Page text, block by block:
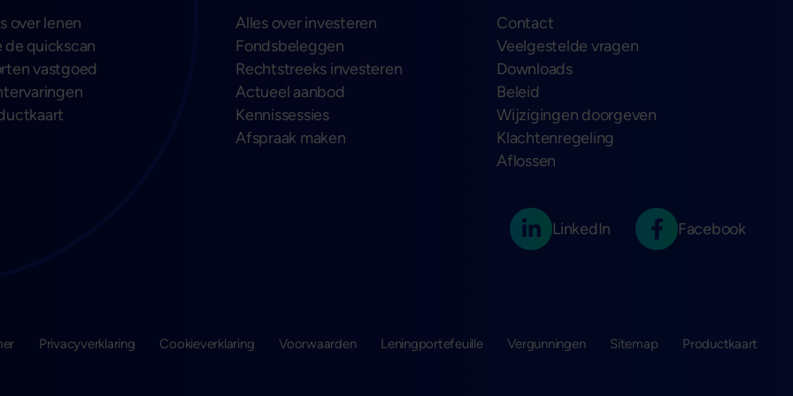
over lenen
de quickscan
vastgoed
Alles over investeren
Fondsbeleggen
Rechtstreeks investeren
Actueel aanbod
Kennissessies
Afspraak maken
Contact
Veelgestelde vragen
Downloads
Beleid
Wijzigingen doorgeven
Klachtenregeling
Aflossen
LinkedIn Facebook
Privacyverklaring Cookieverklaring Voorwaarden Leningportefeuille Vergunningen Sitemap Productkaart